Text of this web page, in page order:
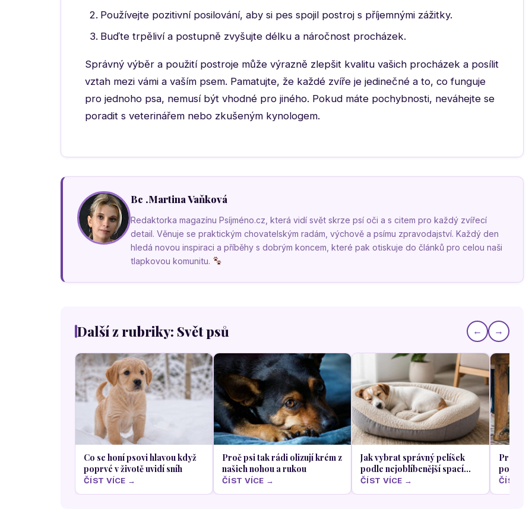
Používejte pozitivní posilování, aby si pes spojil postroj s příjemnými zážitky.
Buďte trpěliví a postupně zvyšujte délku a náročnost procházek.
Správný výběr a použití postroje může výrazně zlepšit kvalitu vašich procházek a posílit
vztah mezi vámi a vaším psem. Pamatujte, že každé zvíře je jedinečné a to, co funguje
pro jednoho psa, nemusí být vhodné pro jiného. Pokud máte pochybnosti, neváhejte se
poradit s veterinářem nebo zkušeným kynologem.
Bc .Martina Vaňková
Redaktorka magazínu Psíjméno.cz, která vidí svět skrze psí oči a s citem pro každý zvířecí
detail. Věnuje se praktickým chovatelským radám, výchově a psímu zpravodajství. Každý den
hledá novou inspiraci a příběhy s dobrým koncem, které pak otiskuje do článků pro celou naši
tlapkovou komunitu.
Další z rubriky: Svět psů ← →
Co se honí psovi hlavou když
poprvé v životě uvidí sníh
ČÍST VÍCE →
Proč psi tak rádi olizují krém z
našich nohou a rukou
ČÍST VÍCE →
Jak vybrat správný pelíšek
podle nejoblíbenější spací
polohy vašeho psa
ČÍST VÍCE →
Proč se
pod stůl
oběda
ČÍST